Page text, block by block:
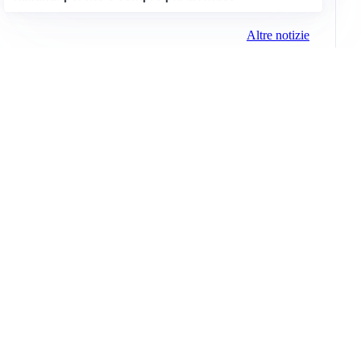
Altre notizie